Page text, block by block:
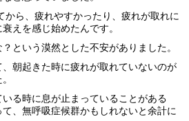
ら、疲れやすかったり、疲れが取れに
えを感じ始めたんです。
という漠然とした不安がありました。
朝起きた時に疲れが取れていないのが
る時に息が止まっていることがある
、無呼吸症候群かもしれないと余計に